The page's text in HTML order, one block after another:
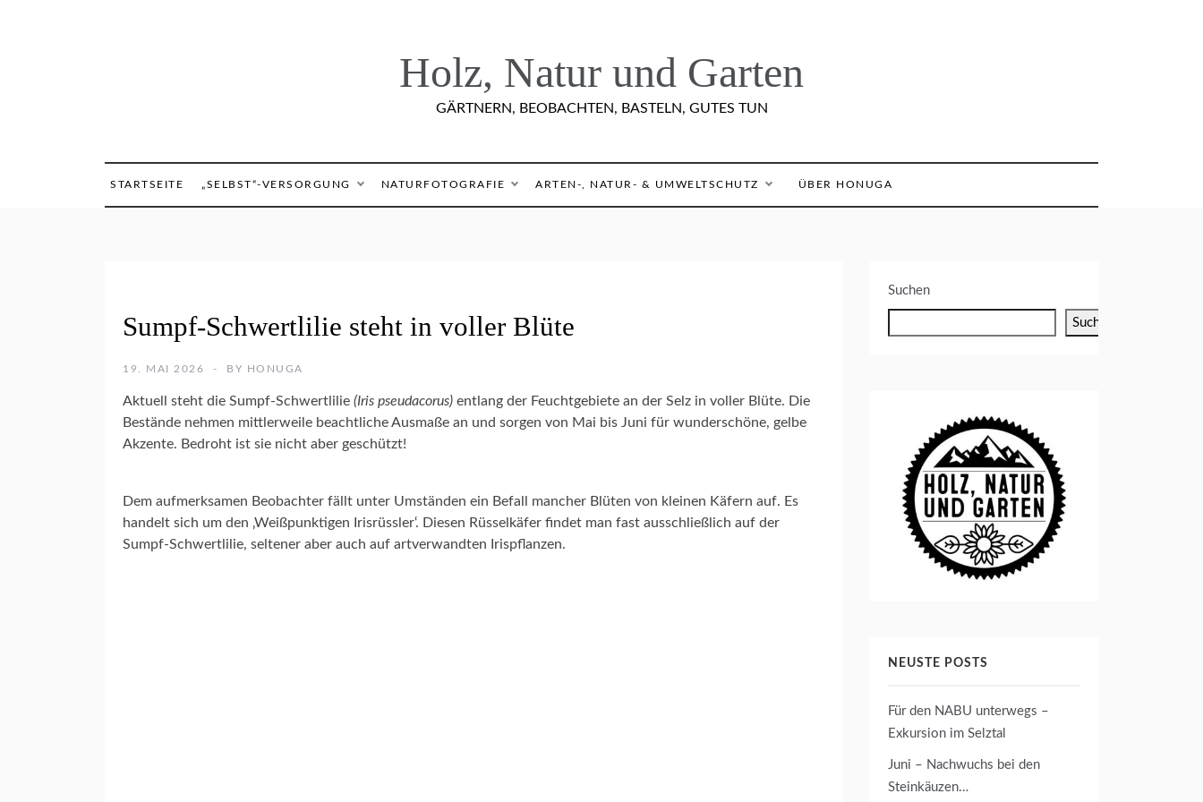
Holz, Natur und Garten
GÄRTNERN, BEOBACHTEN, BASTELN, GUTES TUN
STARTSEITE „SELBST“-VERSORGUNG NATURFOTOGRAFIE ARTEN-, NATUR- & UMWELTSCHUTZ ÜBER HONUGA
F
E
Sumpf-Schwertlilie steht in voller Blüte
19. MAI 2026 BY HONUGA
Aktuell steht die Sumpf-Schwertlilie (Iris pseudacorus) entlang der Feuchtgebiete an der Selz in voller Blüte. Die
Bestände nehmen mittlerweile beachtliche Ausmaße an und sorgen von Mai bis Juni für wunderschöne, gelbe
Akzente. Bedroht ist sie nicht aber geschützt!
Dem aufmerksamen Beobachter fällt unter Umständen ein Befall mancher Blüten von kleinen Käfern auf. Es
handelt sich um den ‚Weißpunktigen Irisrüssler‘. Diesen Rüsselkäfer findet man fast ausschließlich auf der
Sumpf-Schwertlilie, seltener aber auch auf artverwandten Irispflanzen.
Suchen
Suchen
NEUSTE POSTS
Für den NABU unterwegs –
Exkursion im Selztal
Juni – Nachwuchs bei den
Steinkäuzen…